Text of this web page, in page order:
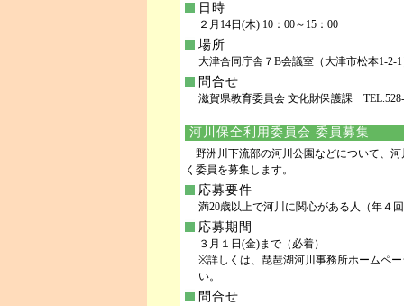
日時
２月14日(木) 10：00～15：00
場所
大津合同庁舎７B会議室（大津市松本1-2-
問合せ
滋賀県教育委員会 文化財保護課
河川保全利用委員会 委員募集
野洲川下流部の河川公園などについて、
く委員を募集します。
応募要件
満20歳以上で河川に関心がある人（年４
応募期間
３月１日(金)まで（必着）
※詳しくは、琵琶湖河川事務所ホームペ
い。
問合せ